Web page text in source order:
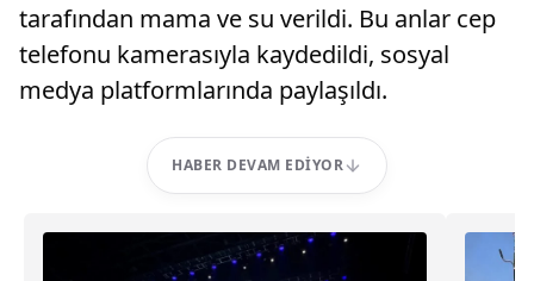
tarafından mama ve su verildi. Bu anlar cep
telefonu kamerasıyla kaydedildi, sosyal
medya platformlarında paylaşıldı.
HABER DEVAM EDIYOR